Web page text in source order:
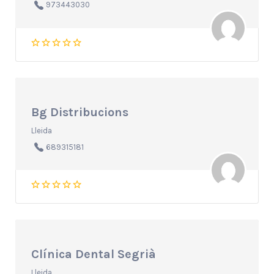
973443030
Bg Distribucions
Lleida
689315181
Clínica Dental Segrià